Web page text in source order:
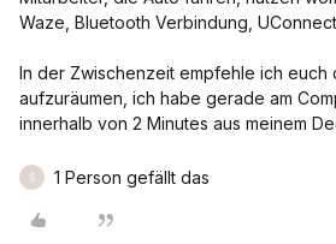
Waze, Bluetooth Verbindung,
In der Zwischenzeit empfehle ich euch
aufzuräumen, ich habe gerade am
innerhalb von 2 Minutes aus meinem
S 1 Person gefällt das